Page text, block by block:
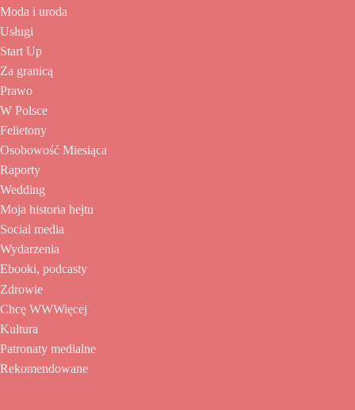
Moda i uroda
Usługi
Start Up
Za granicą
Prawo
W Polsce
Felietony
Osobowość Miesiąca
Raporty
Wedding
Moja historia hejtu
Social media
Wydarzenia
Ebooki, podcasty
Zdrowie
Chcę WWWięcej
Kultura
Patronaty medialne
Rekomendowane